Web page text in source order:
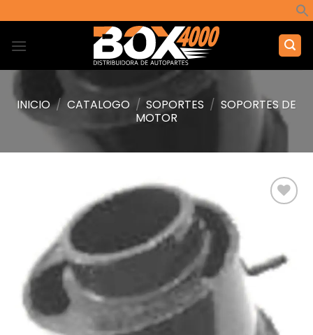
al
contenido
INICIO / CATALOGO / SOPORTES / SOPORTES DE
MOTOR
deseos